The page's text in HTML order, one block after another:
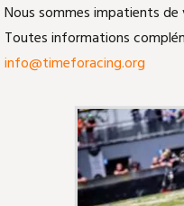
Nous sommes impatients de
Toutes informations
info@timeforacing.org